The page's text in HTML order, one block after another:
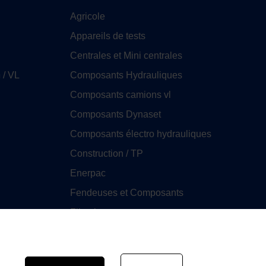
VL
Agricole
Appareils de tests
Centrales et Mini centrales
Composants Hydrauliques
Composants camions vl
Composants Dynaset
Composants électro hydrauliques
Construction / TP
Enerpac
Fendeuses et Composants
Filtration